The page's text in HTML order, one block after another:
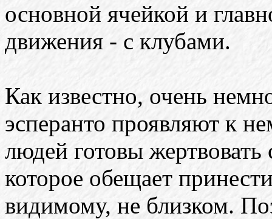
основной ячейкой и
движения - с клубами.
Как известно, очень
эсперанто проявляют к
людей готовы жертвовать
которое обещает
видимому, не близком.